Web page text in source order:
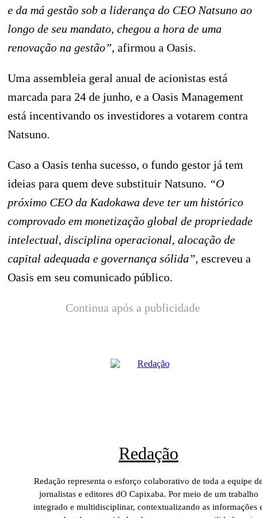
e da má gestão sob a liderança do CEO Natsuno ao
longo de seu mandato, chegou a hora de uma
renovação na gestão”, afirmou a Oasis.
Uma assembleia geral anual de acionistas está
marcada para 24 de junho, e a Oasis Management
está incentivando os investidores a votarem contra
Natsuno.
Caso a Oasis tenha sucesso, o fundo gestor já tem
ideias para quem deve substituir Natsuno. “O
próximo CEO da Kadokawa deve ter um histórico
comprovado em monetização global de propriedade
intelectual, disciplina operacional, alocação de
capital adequada e governança sólida”, escreveu a
Oasis em seu comunicado público.
Continua após a publicidade
Redação
Redação representa o esforço colaborativo de toda a equipe
jornalistas e editores dO Capixaba. Por meio de um trabalho
integrado e multidisciplinar, contextualizando as informações